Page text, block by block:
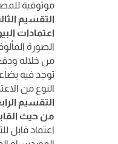
موثوقية
التقسيم
اعتمادات
الصورة
من خلاله
توجد فيه
النوع من
التقسيم
من حيث
اعتماد قابل